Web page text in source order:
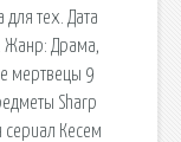
тех. Дата
Жанр: Драма,
мертвецы 9
Sharp
сериал Кесем